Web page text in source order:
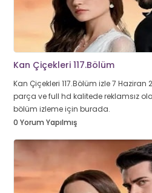
Kan Çiçekleri 117.Bölüm
Kan Çiçekleri 117.Bölüm izle 7
parça ve full hd kalitede reklamsız
bölüm izleme için burada.
0 Yorum Yapılmış